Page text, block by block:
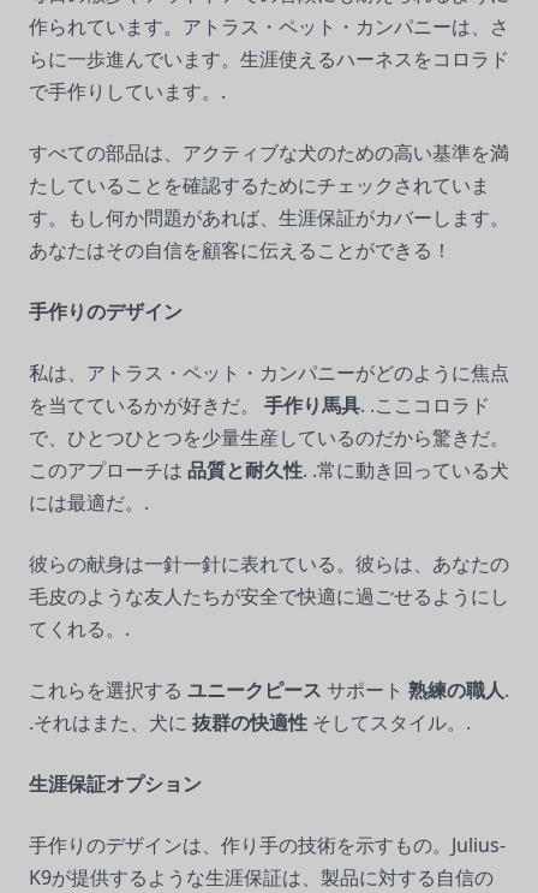
作られています。アトラス・ペット・カンパニーは、さ
らに一歩進んでいます。生涯使えるハーネスをコロラド
で手作りしています。.
すべての部品は、アクティブな犬のための高い基準を満
たしていることを確認するためにチェックされていま
す。もし何か問題があれば、生涯保証がカバーします。
あなたはその自信を顧客に伝えることができる！
手作りのデザイン
私は、アトラス・ペット・カンパニーがどのように焦点
を当てているかが好きだ。 手作り馬具. .ここコロラド
で、ひとつひとつを少量生産しているのだから驚きだ。
このアプローチは 品質と耐久性. .常に動き回っている犬
には最適だ。.
彼らの献身は一針一針に表れている。彼らは、あなたの
毛皮のような友人たちが安全で快適に過ごせるようにし
てくれる。.
これらを選択する ユニークピース サポート 熟練の職人.
.それはまた、犬に 抜群の快適性 そしてスタイル。.
生涯保証オプション
手作りのデザインは、作り手の技術を示すもの。Julius-
K9が提供するような生涯保証は、製品に対する自信の